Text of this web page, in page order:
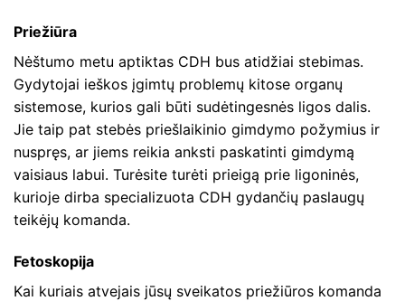
Priežiūra
Nėštumo metu aptiktas CDH bus atidžiai stebimas.
Gydytojai ieškos įgimtų problemų kitose organų
sistemose, kurios gali būti sudėtingesnės ligos dalis.
Jie taip pat stebės priešlaikinio gimdymo požymius ir
nuspręs, ar jiems reikia anksti paskatinti gimdymą
vaisiaus labui. Turėsite turėti prieigą prie ligoninės,
kurioje dirba specializuota CDH gydančių paslaugų
teikėjų komanda.
Fetoskopija
Kai kuriais atvejais jūsų sveikatos priežiūros komanda